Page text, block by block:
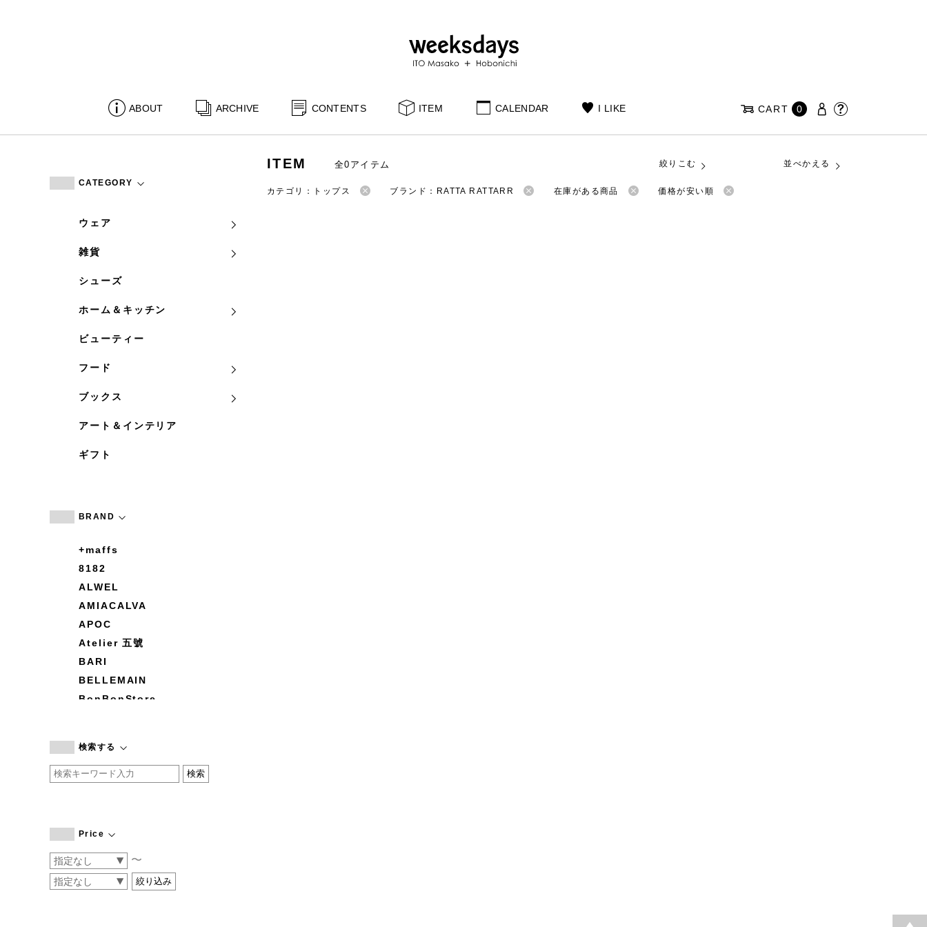
ABOUT ARCHIVE CONTENTS ITEM CALENDAR I LIKE CART 0
CATEGORY
ウェア
雑貨
シューズ
ホーム＆キッチン
ビューティー
フード
ブックス
アート＆インテリア
ギフト
BRAND
+maffs
8182
ALWEL
AMIACALVA
APOC
Atelier 五號
BARI
BELLEMAIN
BonBonStore
by basics
CATWORTH
COGTHEBIGSMOKE
CONVERSE
DEAN & DELUCA
検索する
Price
〜
ITEM 全0アイテム 絞りこむ 並べかえる
カテゴリ：トップス ブランド：RATTA RATTARR 在庫がある商品 価格が安い順